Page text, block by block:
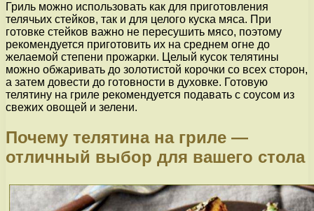
Гриль можно использовать как для приготовления
телячьих стейков, так и для целого куска мяса. При
готовке стейков важно не пересушить мясо, поэтому
рекомендуется приготовить их на среднем огне до
желаемой степени прожарки. Целый кусок телятины
можно обжаривать до золотистой корочки со всех сторон,
а затем довести до готовности в духовке. Готовую
телятину на гриле рекомендуется подавать с соусом из
свежих овощей и зелени.
Почему телятина на гриле —
отличный выбор для вашего стола